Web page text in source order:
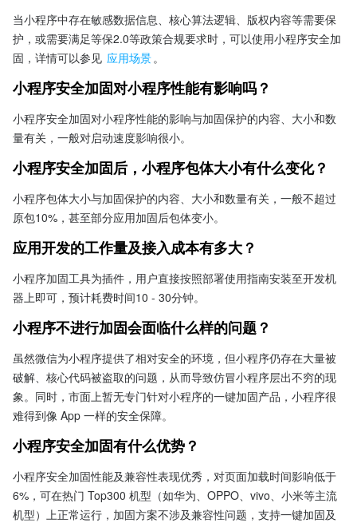
当小程序中存在敏感数据信息、核心算法逻辑、版权内容等需要保
护，或需要满足等保2.0等政策合规要求时，可以使用小程序安全加
固，详情可以参见 应用场景。
小程序安全加固对小程序性能有影响吗？
小程序安全加固对小程序性能的影响与加固保护的内容、大小和数
量有关，一般对启动速度影响很小。
小程序安全加固后，小程序包体大小有什么变化？
小程序包体大小与加固保护的内容、大小和数量有关，一般不超过
原包10%，甚至部分应用加固后包体变小。
应用开发的工作量及接入成本有多大？
小程序加固工具为插件，用户直接按照部署使用指南安装至开发机
器上即可，预计耗费时间10 - 30分钟。
小程序不进行加固会面临什么样的问题？
虽然微信为小程序提供了相对安全的环境，但小程序仍存在大量被
破解、核心代码被盗取的问题，从而导致仿冒小程序层出不穷的现
象。同时，市面上暂无专门针对小程序的一键加固产品，小程序很
难得到像 App 一样的安全保障。
小程序安全加固有什么优势？
小程序安全加固性能及兼容性表现优秀，对页面加载时间影响低于
6%，可在热门 Top300 机型（如华为、OPPO、vivo、小米等主流
机型）上正常运行，加固方案不涉及兼容性问题，支持一键加固及